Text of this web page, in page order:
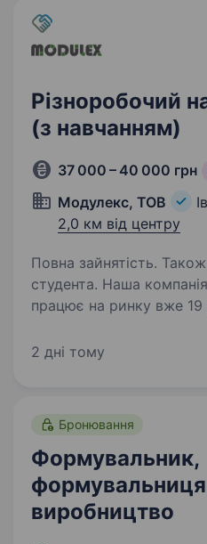
Різноробочий
(з навчанням)
37 000 – 40 000 грн
Модулекс, ТОВ
2,0 км від центру
Повна зайнятість. Також
студента. Наша компанія « Модулекс» успішно
працює на ринку вже 19
будівель з нуля під
2 дні тому
Бронювання
Формувальник,
виробництво